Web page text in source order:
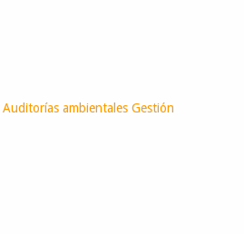
Auditorías ambientales Gestión